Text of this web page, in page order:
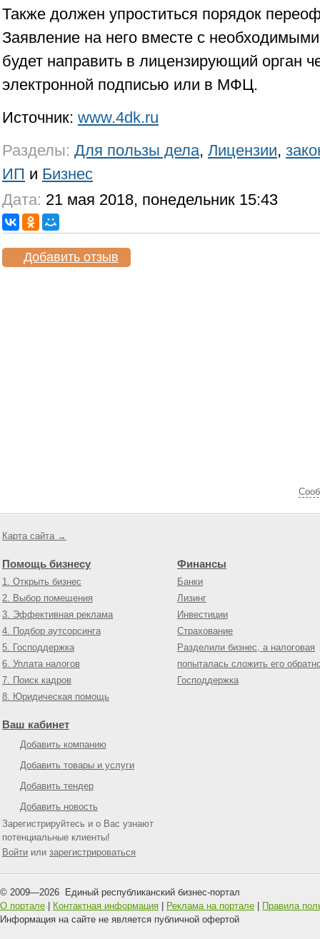
Также должен упроститься порядок
Заявление на него вместе с
будет направить в лицензирующий орган
электронной подписью или в МФЦ.
Источник: www.4dk.ru
Разделы: Для пользы дела, Лицензии,
ИП и Бизнес
Дата: 21 мая 2018, понедельник 15:43
Добавить отзыв
Карта сайта →
Помощь бизнесу
1. Открыть бизнес
2. Выбор помещения
3. Эффективная реклама
4. Подбор аутсорсинга
5. Господдержка
6. Уплата налогов
7. Поиск кадров
8. Юридическая помощь
Финансы
Банки
Лизинг
Инвестиции
Страхование
Разделили бизнес, а налоговая
попыталась сложить его
Господдержка
Ваш кабинет
Добавить компанию
Добавить товары и услуги
Добавить тендер
Добавить новость
Зарегистрируйтесь и о Вас узнают
потенциальные клиенты!
Войти или зарегистрироваться
© 2009—2026 Единый республиканский бизнес-портал
О портале
Контактная информация Реклама на портале
Правила
Информация на сайте не является публичной офертой